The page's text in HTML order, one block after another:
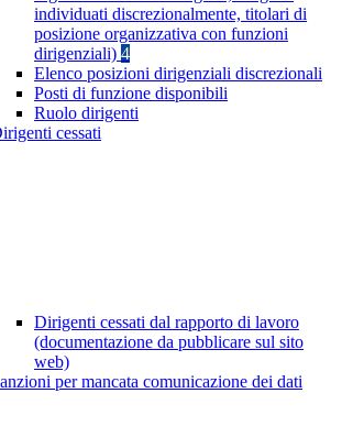
individuati discrezionalmente, titolari di
posizione organizzativa con funzioni
dirigenziali) 4
Elenco posizioni dirigenziali discrezionali
Posti di funzione disponibili
Ruolo dirigenti
cessati
Dirigenti cessati dal rapporto di lavoro
(documentazione da pubblicare sul sito
web)
per mancata comunicazione dei dati